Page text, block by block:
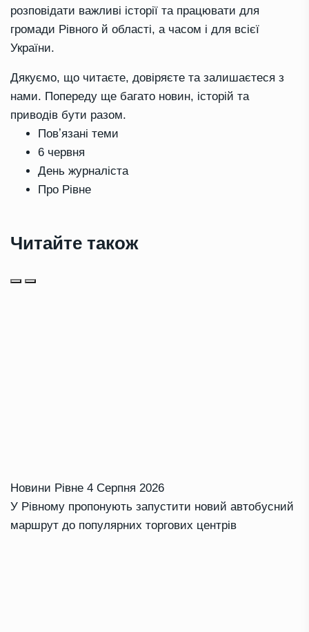
розповідати важливі історії та працювати для
громади Рівного й області, а часом і для всієї
України.
Дякуємо, що читаєте, довіряєте та залишаєтеся з
нами. Попереду ще багато новин, історій та
приводів бути разом.
Повʼязані теми
6 червня
День журналіста
Про Рівне
Читайте також
Новини Рівне 4 Серпня 2026
У Рівному пропонують запустити новий автобусний
маршрут до популярних торгових центрів